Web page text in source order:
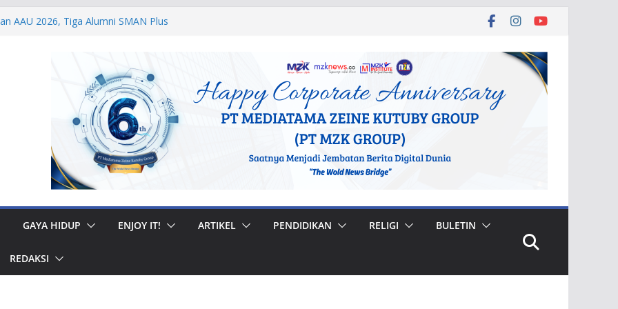
AAU 2026, Tiga Alumni SMAN Plus
Akpol Dampingi Siswa Sekolah
Bhakti 2026
Prajurit, Kodaeral V Hadiri Syukuran
Surabaya
Personel Lanud Sulaiman
World Boomerang Championship
GAYA HIDUP ENJOY IT! ARTIKEL PENDIDIKAN RELIGI BULETIN
REDAKSI